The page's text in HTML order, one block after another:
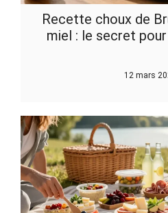
Recette choux de
miel : le secret
12 mars